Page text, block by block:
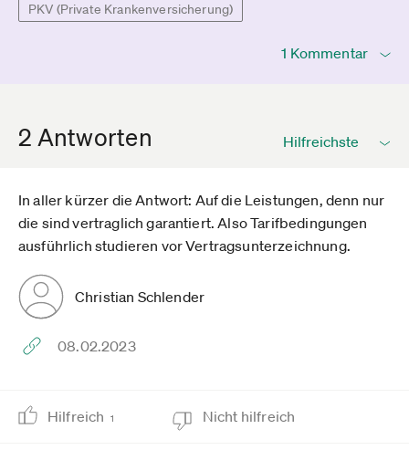
PKV (Private Krankenversicherung)
1 Kommentar
2 Antworten
In aller kürzer die Antwort: Auf die Leistungen, denn nur
die sind vertraglich garantiert. Also Tarifbedingungen
ausführlich studieren vor Vertragsunterzeichnung.
Christian Schlender
08.02.2023
Hilfreich 1 Nicht hilfreich